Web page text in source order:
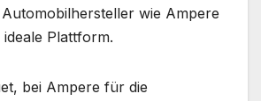
wie Ampere
Plattform.
bei Ampere für die